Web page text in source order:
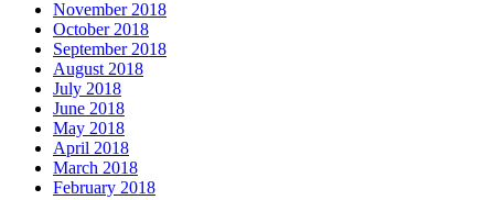
November 2018
October 2018
September 2018
August 2018
July 2018
June 2018
May 2018
April 2018
March 2018
February 2018